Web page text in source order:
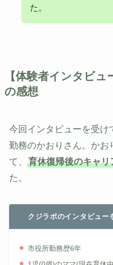
た。
【体験者インタビ
の感想
今回インタビューを受け
勤務のかおりさん。かお
て、 育休復帰後のキャリ
た。
クジラボのインタビュー
市役所勤務歴6年